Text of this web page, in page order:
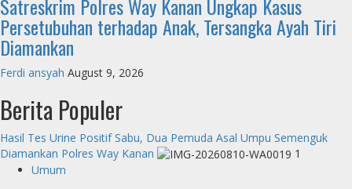
Satreskrim Polres Way Kanan Ungkap Kasus
Persetubuhan terhadap Anak, Tersangka Ayah Tiri
Diamankan
Ferdi ansyah August 9, 2026
Berita Populer
Hasil Tes Urine Positif Sabu, Dua Pemuda Asal Umpu Semenguk
Diamankan Polres Way Kanan
1
Umum